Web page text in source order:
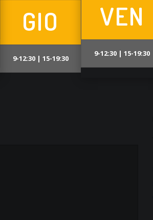
GIO
9-12:30 | 15-19:30
VEN
9-12:30 | 15-19:30